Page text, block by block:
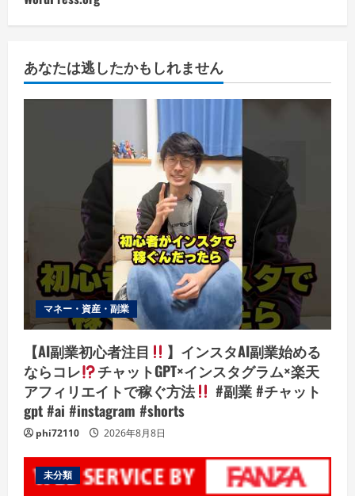
あなたは逃したかもしれません
マネー・資産・副業
【AI副業初心者注目
】インスタAI副業始める
ならコレ
チャットGPT×インスタグラム×楽天
アフィリエイトで稼ぐ方法
#副業 #チャット
gpt #ai #instagram #shorts
phi72110 2026年8月8日
未分類